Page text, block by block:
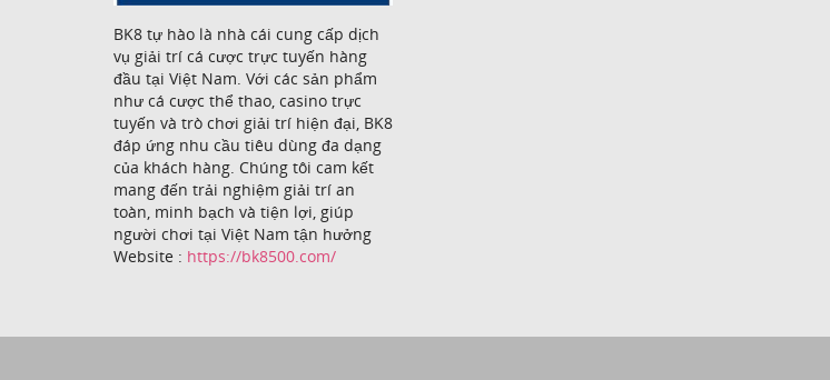
BK8 tự hào là nhà cái cung cấp dịch
vụ giải trí cá cược trực tuyến hàng
đầu tại Việt Nam. Với các sản phẩm
như cá cược thể thao, casino trực
tuyến và trò chơi giải trí hiện đại, BK8
đáp ứng nhu cầu tiêu dùng đa dạng
của khách hàng. Chúng tôi cam kết
mang đến trải nghiệm giải trí an
toàn, minh bạch và tiện lợi, giúp
người chơi tại Việt Nam tận hưởng
Website : https://bk8500.com/